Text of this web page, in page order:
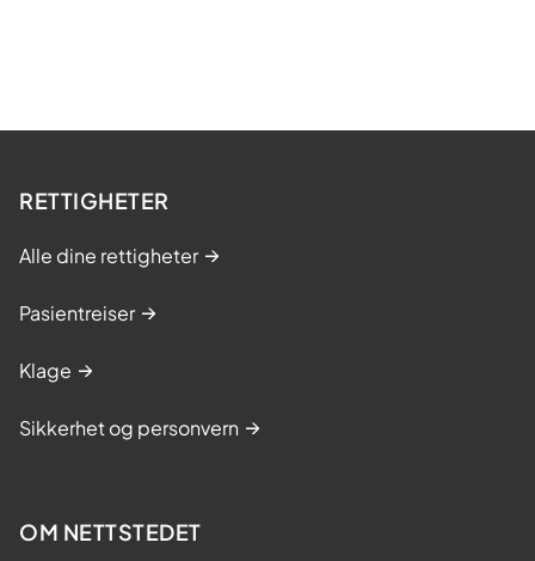
RETTIGHETER
Alle dine rettigheter
Pasientreiser
Klage
Sikkerhet og personvern
OM NETTSTEDET